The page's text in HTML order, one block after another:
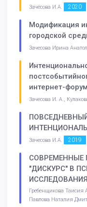
Зачёсова И.А. 2020
Модификация
городской
Зачесова Ирина
интернет-
Зачесова И. А.,
Зачесова И.А. 2019
СОВРЕМЕННЫЕ
"ДИСКУРС" В
Гребенщикова Таисия
Павлова Наталия